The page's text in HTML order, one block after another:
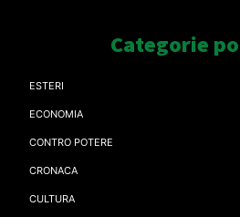
Categorie
ESTERI
ECONOMIA
CONTRO POTERE
CRONACA
CULTURA